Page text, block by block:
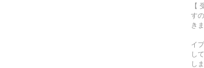
【
す
き
イ
し
し